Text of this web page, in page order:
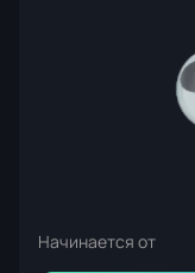
Начинается от